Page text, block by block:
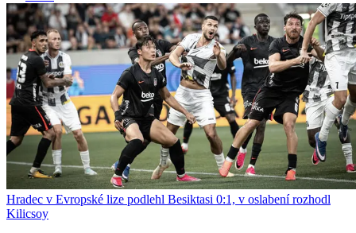
Hradec v Evropské lize podlehl Besiktasi 0:1, v oslabení rozhodl
Kilicsoy